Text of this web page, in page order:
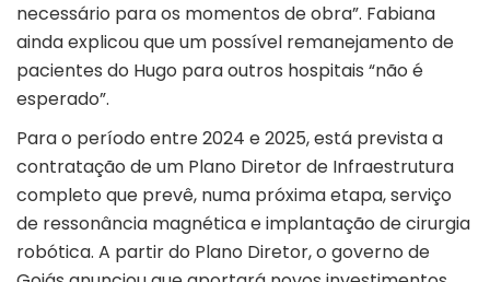
necessário para os momentos de obra”. Fabiana
ainda explicou que um possível remanejamento de
pacientes do Hugo para outros hospitais “não é
esperado”.
Para o período entre 2024 e 2025, está prevista a
contratação de um Plano Diretor de Infraestrutura
completo que prevê, numa próxima etapa, serviço
de ressonância magnética e implantação de cirurgia
robótica. A partir do Plano Diretor, o governo de